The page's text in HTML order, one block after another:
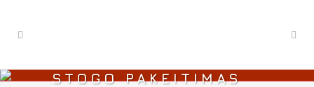
STOGO PAKEITIMAS